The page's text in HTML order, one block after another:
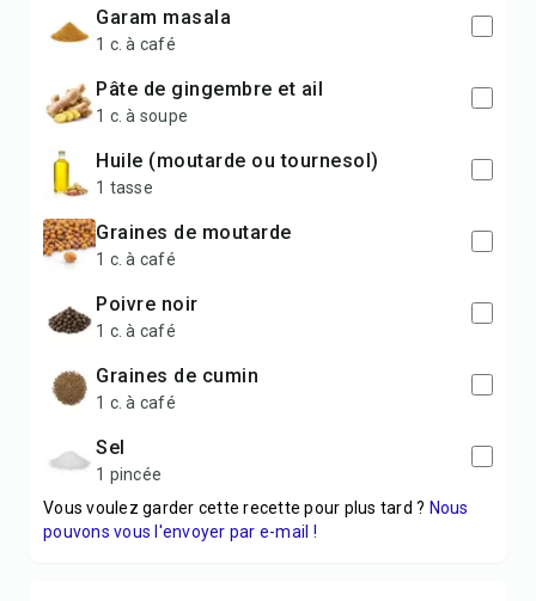
garam masala
1 c. à café
pâte de gingembre et ail
1 c. à soupe
huile (moutarde ou tournesol)
1 tasse
graines de moutarde
1 c. à café
poivre noir
1 c. à café
graines de cumin
1 c. à café
sel
1 pincée
Vous voulez garder cette recette pour plus tard ? Nous
pouvons vous l'envoyer par e-mail !